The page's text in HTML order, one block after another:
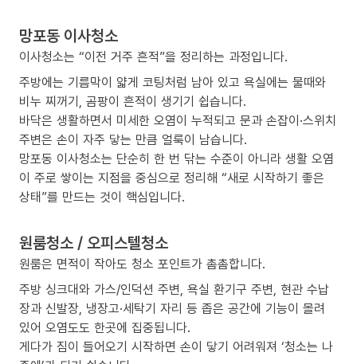
망포동 이사청소
이사청소는 “이전 거주 흔적”을 정리하는 과정입니다.
주방에는 기름막이 얇게 코팅처럼 남아 있고 욕실에는 물때와
비누 찌꺼기, 곰팡이 흔적이 생기기 쉽습니다.
바닥은 생활하면서 미세한 오염이 누적되고 문과 손잡이·스위치
주변은 손이 자주 닿는 만큼 얼룩이 남습니다.
망포동 이사청소는 단순히 한 번 닦는 수준이 아니라 생활 오염
이 주로 쌓이는 지점을 중심으로 정리해 “새로 시작하기 좋은
상태”를 만드는 것이 핵심입니다.
원룸청소 / 오피스텔청소
원룸은 면적이 작아도 청소 포인트가 촘촘합니다.
주방 싱크대와 가스/인덕션 주변, 욕실 환기구 주변, 현관 수납
장과 신발장, 냉장고·세탁기 자리 등 좁은 공간에 기능이 몰려
있어 오염도도 한곳에 집중됩니다.
게다가 짐이 들어오기 시작하면 손이 닿기 어려워져 ‘청소는 나